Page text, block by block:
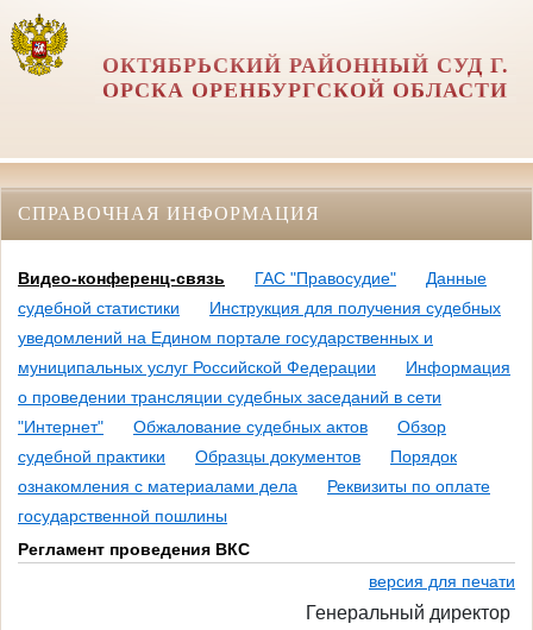
ОКТЯБРЬСКИЙ РАЙОННЫЙ СУД Г.
ОРСКА ОРЕНБУРГСКОЙ ОБЛАСТИ
СПРАВОЧНАЯ ИНФОРМАЦИЯ
Видео-конференц-связь ГАС "Правосудие"
Данные
судебной статистики
Инструкция для получения судебных
уведомлений на Едином портале государственных и
муниципальных услуг Российской Федерации
Информация
о проведении трансляции судебных заседаний в сети
"Интернет"
Обжалование судебных актов
Обзор
судебной практики
Образцы документов
Порядок
ознакомления с материалами дела
Реквизиты по оплате
государственной пошлины
Регламент проведения ВКС
версия для печати
Генеральный директор